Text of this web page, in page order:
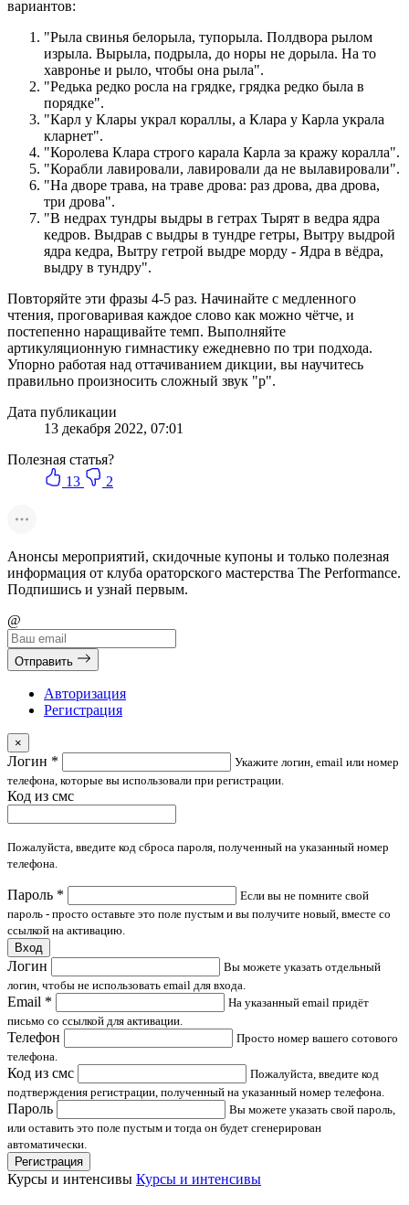
вариантов:
"Рыла свинья белорыла, тупорыла. Полдвора рылом
изрыла. Вырыла, подрыла, до норы не дорыла. На то
хавронье и рыло, чтобы она рыла".
"Редька редко росла на грядке, грядка редко была в
порядке".
"Карл у Клары украл кораллы, а Клара у Карла украла
кларнет".
"Королева Клара строго карала Карла за кражу коралла".
"Корабли лавировали, лавировали да не вылавировали".
"На дворе трава, на траве дрова: раз дрова, два дрова,
три дрова".
"В недрах тундры выдры в гетрах Тырят в ведра ядра
кедров. Выдрав с выдры в тундре гетры, Вытру выдрой
ядра кедра, Вытру гетрой выдре морду - Ядра в вёдра,
выдру в тундру".
Повторяйте эти фразы 4-5 раз. Начинайте с медленного
чтения, проговаривая каждое слово как можно чётче, и
постепенно наращивайте темп. Выполняйте
артикуляционную гимнастику ежедневно по три подхода.
Упорно работая над оттачиванием дикции, вы научитесь
правильно произносить сложный звук "р".
Дата публикации
13 декабря 2022, 07:01
Полезная статья?
13
2
Анонсы мероприятий, скидочные купоны и только полезная
информация от клуба ораторского мастерства The Performance.
Подпишись и узнай первым.
@
Отправить
Авторизация
Регистрация
×
Логин *
Укажите логин, email или номер
телефона, которые вы использовали при регистрации.
Код из смс
Пожалуйста, введите код сброса пароля, полученный на указанный номер
телефона.
Пароль *
Если вы не помните свой
пароль - просто оставьте это поле пустым и вы получите новый, вместе со
ссылкой на активацию.
Вход
Логин
Вы можете указать отдельный
логин, чтобы не использовать email для входа.
Email *
На указанный email придёт
письмо со ссылкой для активации.
Телефон
Просто номер вашего сотового
телефона.
Код из смс
Пожалуйста, введите код
подтверждения регистрации, полученный на указанный номер телефона.
Пароль
Вы можете указать свой пароль,
или оставить это поле пустым и тогда он будет сгенерирован
автоматически.
Регистрация
Курсы и интенсивы Курсы и интенсивы